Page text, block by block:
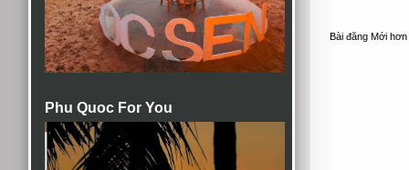
Phu Quoc For You
Bài đăng Mới hơn